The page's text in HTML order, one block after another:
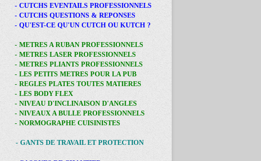
- CUTCHS EVENTAILS PROFESSIONNELS
- CUTCHS QUESTIONS & REPONSES
- QU'EST-CE QU'UN CUTCH OU KUTCH ?
- METRES A RUBAN PROFESSIONNELS
- METRES LASER PROFESSIONNELS
- METRES PLIANTS PROFESSIONNELS
- LES PETITS METRES POUR LA PUB
- REGLES PLATES TOUTES MATIERES
- LES BODY FLEX
- NIVEAU D'INCLINAISON D'ANGLES
- NIVEAUX A BULLE PROFESSIONNELS
- NORMOGRAPHE CUISINISTES
- GANTS DE TRAVAIL ET PROTECTION